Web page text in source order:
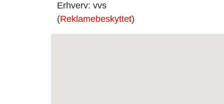
Erhverv: vvs
(Reklamebeskyttet)